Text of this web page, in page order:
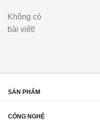
Không có
bài viết!
SẢN PHẨM
CÔNG NGHỆ